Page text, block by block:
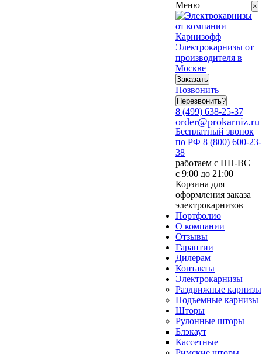
Меню
Электрокарнизы от
производителя в
Москве
Заказать
Позвонить
Перезвонить?
8 (499) 638-25-37
order@prokarniz.ru
Бесплатный звонок
по РФ 8 (800) 600-23-
38
работаем с ПН-ВС
с 9:00 до 21:00
Корзина для
оформления заказа
электрокарнизов
Портфолио
О компании
Отзывы
Гарантии
Дилерам
Контакты
Электрокарнизы
Раздвижные карнизы
Подъемные карнизы
Шторы
Рулонные шторы
Блэкаут
Кассетные
×